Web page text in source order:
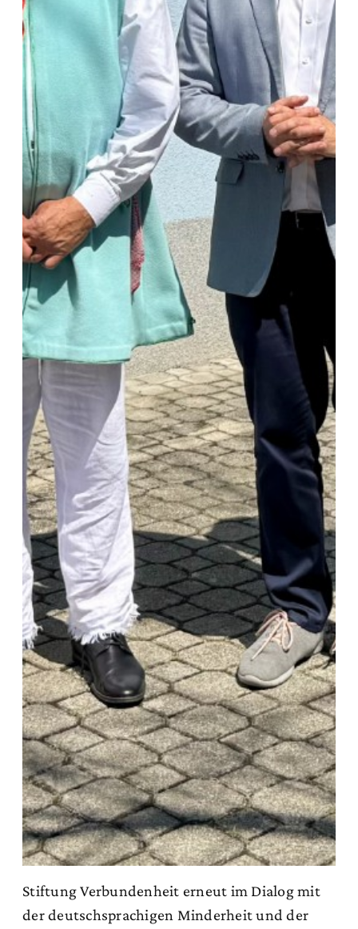
Stiftung Verbundenheit erneut im Dialog mit
der deutschsprachigen Minderheit und der